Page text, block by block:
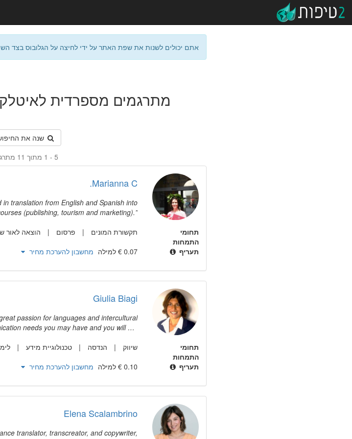
אתם יכולים לשנות את שפת האתר על ידי לחיצה על הגלובוס בצד
מתרגמים מספרדית
שנה את
1 - 5 מתוך 11 מתרגמים
Marianna C.
translation from English and Spanish into
(publishing, tourism and marketing).
תחומי
התמחות
תקשורת המונים פרסום הוצאה לאור
תעריף
מחשבון להערכת מחיר
Giulia Biagi
passion for languages and intercultural
needs you may have and you will not
תחומי
התמחות
שיווק הנדסה טכנולוגיית מידע
תעריף
מחשבון להערכת מחיר
Elena Scalambrino
translator, transcreator, and copywriter,